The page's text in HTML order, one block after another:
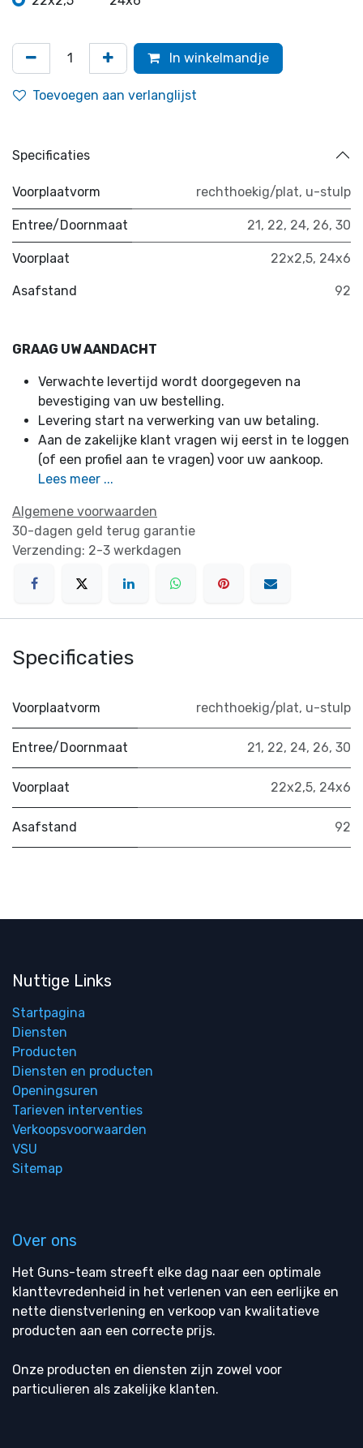
In winkelmandje
Toevoegen aan verlanglijst
Specificaties
Voorplaatvorm rechthoekig/plat, u-stulp
Entree/Doornmaat 21 , 22, 24, 26, 30
Voorplaat 22x2,5, 24x6
Asafstand 92
GRAAG UW AANDACHT
Verwachte levertijd wordt doorgegeven na
bevestiging van uw bestelling.
Levering start na verwerking van uw betaling.
Aan de zakelijke klant vragen wij eerst in te loggen
(of een profiel aan te vragen) voor uw aankoop.
Lees meer ...
Algemene voorwaarden
30-dagen geld terug garantie
Verzending: 2-3 werkdagen
Specificaties
Voorplaatvorm rechthoekig/plat, u-stulp
Entree/Doornmaat 21, 22, 24, 26, 30
Voorplaat 22x2,5, 24x6
Asafstand 92
Nuttige Links
Startpagina
Diensten
Producten
Diensten en producten
Openingsuren
Tarieven interventies
Verkoopsvoorwaarden
VSU
Sitemap
Over ons
Het Guns-team streeft elke dag naar een optimale
klanttevredenheid in het verlenen van een eerlijke en
nette dienstverlening en verkoop van kwalitatieve
producten aan een correcte prijs.
Onze producten en diensten zijn zowel voor
particulieren als zakelijke klanten.